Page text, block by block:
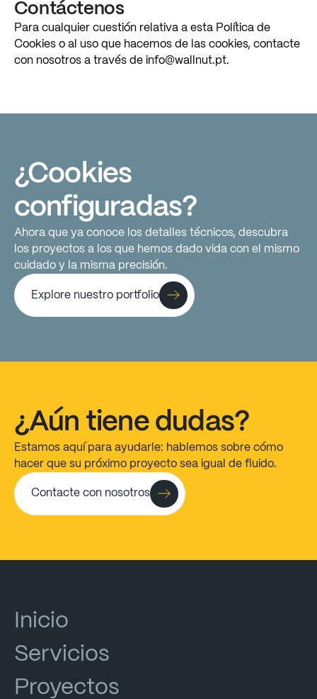
Contáctenos
Para cualquier cuestión relativa a esta Política de
Cookies o al uso que hacemos de las cookies, contacte
con nosotros a través de info@wallnut.pt.
¿Cookies
configuradas?
Ahora que ya conoce los detalles técnicos, descubra
los proyectos a los que hemos dado vida con el mismo
cuidado y la misma precisión.
Explore nuestro portfolio
¿Aún tiene dudas?
Estamos aquí para ayudarle: hablemos sobre cómo
hacer que su próximo proyecto sea igual de fluido.
Contacte con nosotros
Inicio
Servicios
Proyectos